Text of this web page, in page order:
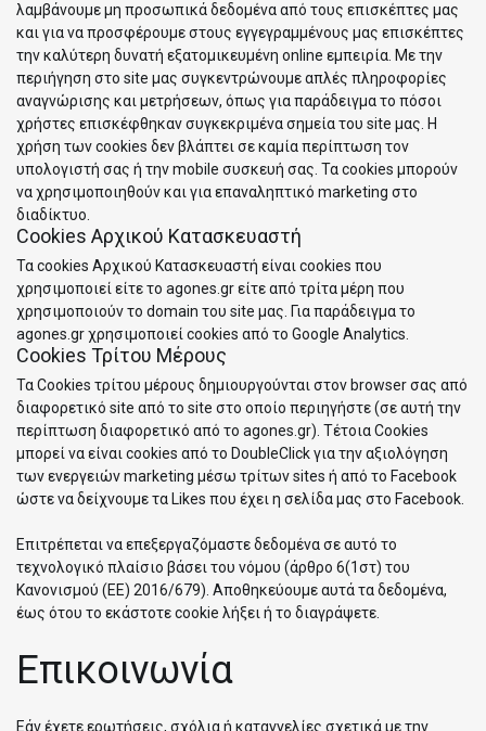
λαμβάνουμε μη προσωπικά δεδομένα από τους επισκέπτες μας
και για να προσφέρουμε στους εγγεγραμμένους μας επισκέπτες
την καλύτερη δυνατή εξατομικευμένη online εμπειρία. Με την
περιήγηση στο site μας συγκεντρώνουμε απλές πληροφορίες
αναγνώρισης και μετρήσεων, όπως για παράδειγμα το πόσοι
χρήστες επισκέφθηκαν συγκεκριμένα σημεία του site μας. Η
χρήση των cookies δεν βλάπτει σε καμία περίπτωση τον
υπολογιστή σας ή την mobile συσκευή σας. Τα cookies μπορούν
να χρησιμοποιηθούν και για επαναληπτικό marketing στο
διαδίκτυο.
Cookies Αρχικού Κατασκευαστή
Τα cookies Αρχικού Κατασκευαστή είναι cookies που
χρησιμοποιεί είτε το agones.gr είτε από τρίτα μέρη που
χρησιμοποιούν το domain του site μας. Για παράδειγμα το
agones.gr χρησιμοποιεί cookies από το Google Analytics.
Cookies Τρίτου Μέρους
Τα Cookies τρίτου μέρους δημιουργούνται στον browser σας από
διαφορετικό site από το site στο οποίο περιηγήστε (σε αυτή την
περίπτωση διαφορετικό από το agones.gr). Τέτοια Cookies
μπορεί να είναι cookies από το DoubleClick για την αξιολόγηση
των ενεργειών marketing μέσω τρίτων sites ή από το Facebook
ώστε να δείχνουμε τα Likes που έχει η σελίδα μας στο Facebook.
Επιτρέπεται να επεξεργαζόμαστε δεδομένα σε αυτό το
τεχνολογικό πλαίσιο βάσει του νόμου (άρθρο 6(1στ) του
Κανονισμού (ΕΕ) 2016/679). Αποθηκεύουμε αυτά τα δεδομένα,
έως ότου το εκάστοτε cookie λήξει ή το διαγράψετε.
Επικοινωνία
Εάν έχετε ερωτήσεις, σχόλια ή καταγγελίες σχετικά με την